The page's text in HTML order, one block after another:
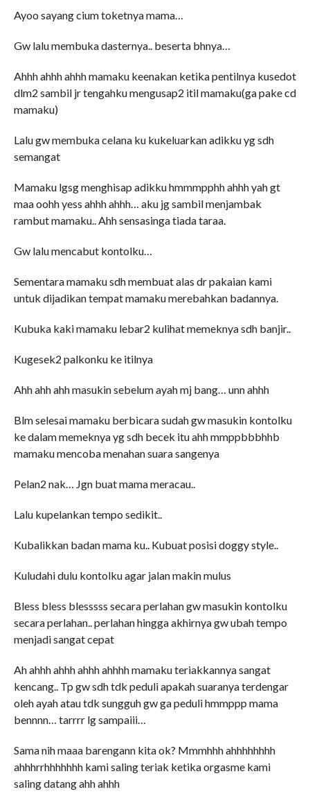
Ayoo sayang cium toketnya mama…
Gw lalu membuka dasternya.. beserta bhnya…
Ahhh ahhh ahhh mamaku keenakan ketika pentilnya kusedot
dlm2 sambil jr tengahku mengusap2 itil mamaku(ga pake cd
mamaku)
Lalu gw membuka celana ku kukeluarkan adikku yg sdh
semangat
Mamaku lgsg menghisap adikku hmmmpphh ahhh yah gt
maa oohh yess ahhh ahhh… aku jg sambil menjambak
rambut mamaku.. Ahh sensasinga tiada taraa.
Gw lalu mencabut kontolku…
Sementara mamaku sdh membuat alas dr pakaian kami
untuk dijadikan tempat mamaku merebahkan badannya.
Kubuka kaki mamaku lebar2 kulihat memeknya sdh banjir..
Kugesek2 palkonku ke itilnya
Ahh ahh ahh masukin sebelum ayah mj bang… unn ahhh
Blm selesai mamaku berbicara sudah gw masukin kontolku
ke dalam memeknya yg sdh becek itu ahh mmppbbbhhb
mamaku mencoba menahan suara sangenya
Pelan2 nak… Jgn buat mama meracau..
Lalu kupelankan tempo sedikit..
Kubalikkan badan mama ku.. Kubuat posisi doggy style..
Kuludahi dulu kontolku agar jalan makin mulus
Bless bless blesssss secara perlahan gw masukin kontolku
secara perlahan.. perlahan hingga akhirnya gw ubah tempo
menjadi sangat cepat
Ah ahhh ahhh ahhh ahhhh mamaku teriakkannya sangat
kencang.. Tp gw sdh tdk peduli apakah suaranya terdengar
oleh ayah atau tdk sungguh gw ga peduli hmmppp mama
bennnn… tarrrr lg sampaiii…
Sama nih maaa barengann kita ok? Mmmhhh ahhhhhhhh
ahhhrrhhhhhhh kami saling teriak ketika orgasme kami
saling datang ahh ahhh